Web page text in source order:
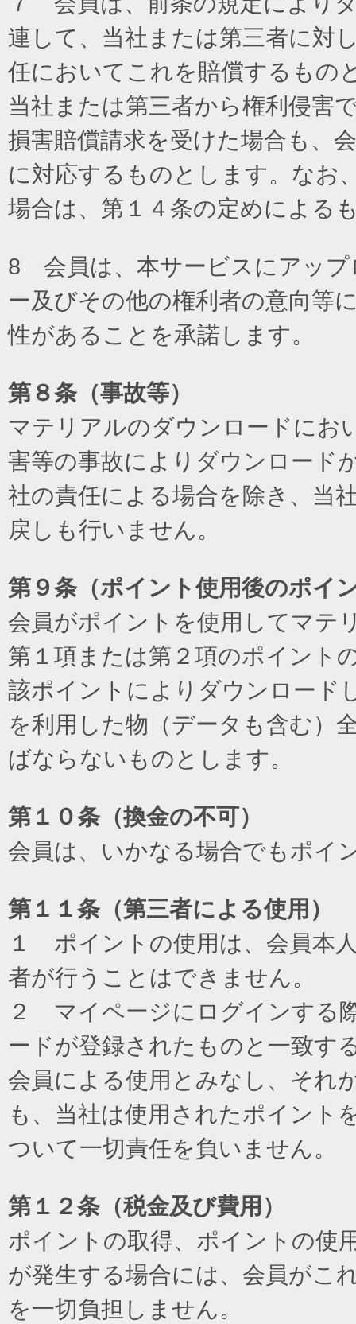
連して、当社または第三者に対
任においてこれを賠償するもの
当社または第三者から権利侵害
損害賠償請求を受けた場合も、
に対応するものとします。なお
場合は、第１４条の定めによる
8 会員は、本サービスにアップ
ー及びその他の権利者の意向等
性があることを承諾します。
第８条（事故等）
マテリアルのダウンロードにお
害等の事故によりダウンロード
社の責任による場合を除き、当
戻しも行いません。
第９条（ポイント使用後のポイ
会員がポイントを使用してマテ
第１項または第２項のポイント
該ポイントによりダウンロード
を利用した物（データも含む）
ばならないものとします。
第１０条（換金の不可）
会員は、いかなる場合でもポイ
第１１条（第三者による使用）
１ ポイントの使用は、会員本
者が行うことはできません。
２ マイページにログインする
ードが登録されたものと一致す
会員による使用とみなし、それ
も、当社は使用されたポイント
ついて一切責任を負いません。
第１２条（税金及び費用）
ポイントの取得、ポイントの使
が発生する場合には、会員がこ
を一切負担しません。